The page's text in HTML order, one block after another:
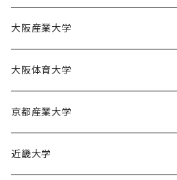
大阪産業大学
大阪産業大学バスケットボール部
大阪体育大学
大阪体育大学女子バスケットボール部
京都産業大学
京都産業大学男子バスケットボール部
近畿大学